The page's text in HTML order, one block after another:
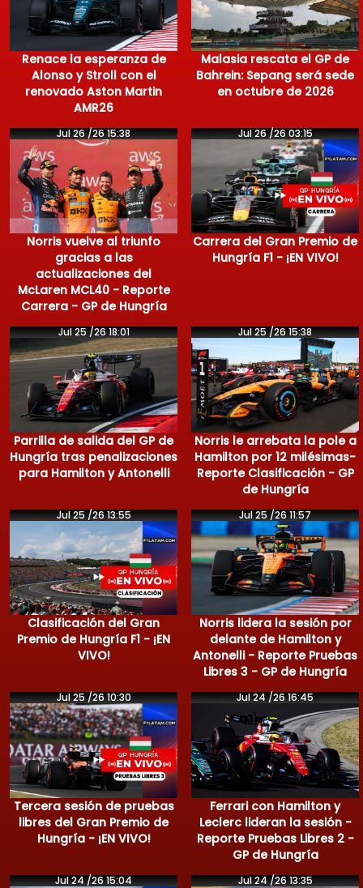
Renace la esperanza de
Alonso y Stroll con el
renovado Aston Martin
AMR26
Malasia rescata el GP de
Bahrein: Sepang será sede
en octubre de 2026
Jul 26 /26 15:38
Norris vuelve al triunfo
gracias a las
actualizaciones del
McLaren MCL40 - Reporte
Carrera - GP de Hungría
Jul 26 /26 03:15
Carrera del Gran Premio de
Hungría F1 - ¡EN VIVO!
Jul 25 /26 18:01
Parrilla de salida del GP de
Hungría tras penalizaciones
para Hamilton y Antonelli
Jul 25 /26 15:38
Norris le arrebata la pole a
Hamilton por 12 milésimas-
Reporte Clasificación - GP
de Hungría
Jul 25 /26 13:55
Clasificación del Gran
Premio de Hungría F1 - ¡EN
VIVO!
Jul 25 /26 11:57
Norris lidera la sesión por
delante de Hamilton y
Antonelli - Reporte Pruebas
Libres 3 - GP de Hungría
Jul 25 /26 10:30
Tercera sesión de pruebas
libres del Gran Premio de
Hungría - ¡EN VIVO!
Jul 24 /26 16:45
Ferrari con Hamilton y
Leclerc lideran la sesión -
Reporte Pruebas Libres 2 -
GP de Hungría
Jul 24 /26 15:04 Jul 24 /26 13:35